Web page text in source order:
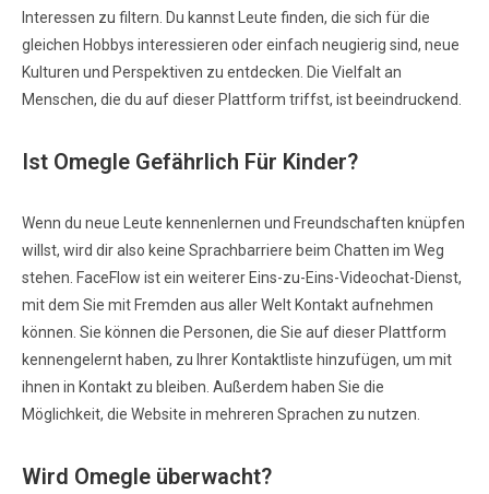
Interessen zu filtern. Du kannst Leute finden, die sich für die
gleichen Hobbys interessieren oder einfach neugierig sind, neue
Kulturen und Perspektiven zu entdecken. Die Vielfalt an
Menschen, die du auf dieser Plattform triffst, ist beeindruckend.
Ist Omegle Gefährlich Für Kinder?
Wenn du neue Leute kennenlernen und Freundschaften knüpfen
willst, wird dir also keine Sprachbarriere beim Chatten im Weg
stehen. FaceFlow ist ein weiterer Eins-zu-Eins-Videochat-Dienst,
mit dem Sie mit Fremden aus aller Welt Kontakt aufnehmen
können. Sie können die Personen, die Sie auf dieser Plattform
kennengelernt haben, zu Ihrer Kontaktliste hinzufügen, um mit
ihnen in Kontakt zu bleiben. Außerdem haben Sie die
Möglichkeit, die Website in mehreren Sprachen zu nutzen.
Wird Omegle überwacht?